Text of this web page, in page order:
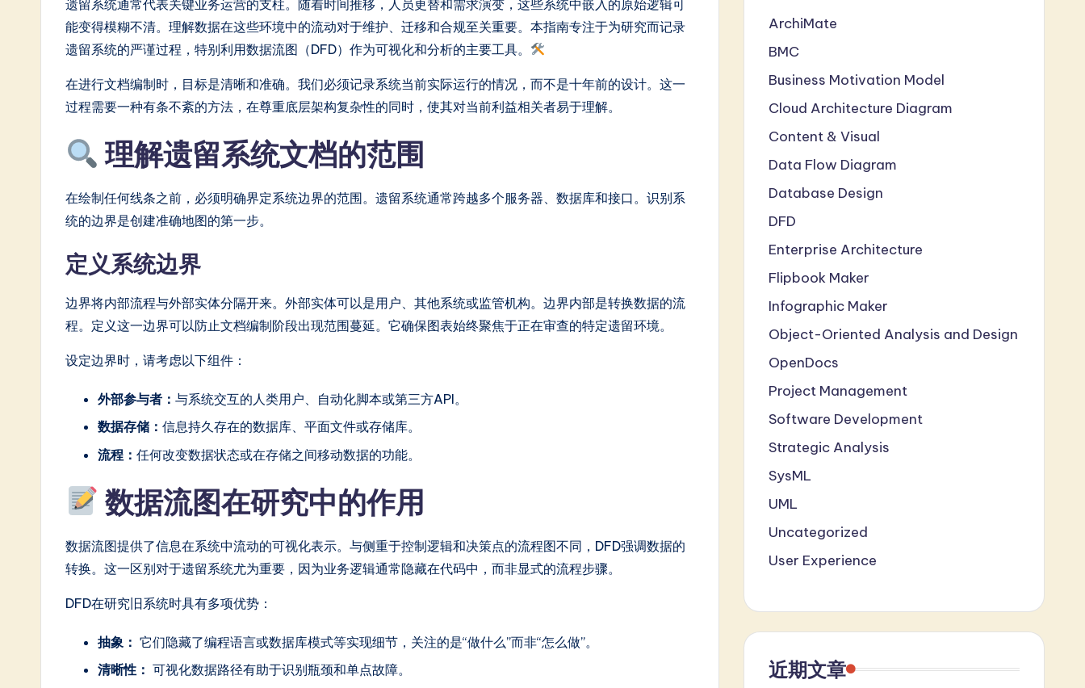
ft
w
遗留系统通常代表关键业务运营的支柱。随着时间推移，人员更替和需求演变，这些系统中嵌入的原始逻辑可
能变得模糊不清。理解数据在这些环境中的流动对于维护、迁移和合规至关重要。本指南专注于为研究而记录
遗留系统的严谨过程，特别利用数据流图（DFD）作为可视化和分析的主要工具。
在进行文档编制时，目标是清晰和准确。我们必须记录系统当前实际运行的情况，而不是十年前的设计。这一
过程需要一种有条不紊的方法，在尊重底层架构复杂性的同时，使其对当前利益相关者易于理解。
理解遗留系统文档的范围
在绘制任何线条之前，必须明确界定系统边界的范围。遗留系统通常跨越多个服务器、数据库和接口。识别系
统的边界是创建准确地图的第一步。
定义系统边界
边界将内部流程与外部实体分隔开来。外部实体可以是用户、其他系统或监管机构。边界内部是转换数据的流
程。定义这一边界可以防止文档编制阶段出现范围蔓延。它确保图表始终聚焦于正在审查的特定遗留环境。
设定边界时，请考虑以下组件：
外部参与者： 与系统交互的人类用户、自动化脚本或第三方API。
数据存储： 信息持久存在的数据库、平面文件或存储库。
流程： 任何改变数据状态或在存储之间移动数据的功能。
数据流图在研究中的作用
数据流图提供了信息在系统中流动的可视化表示。与侧重于控制逻辑和决策点的流程图不同，DFD强调数据的
转换。这一区别对于遗留系统尤为重要，因为业务逻辑通常隐藏在代码中，而非显式的流程步骤。
DFD在研究旧系统时具有多项优势：
抽象： 它们隐藏了编程语言或数据库模式等实现细节，关注的是“做什么”而非“怎么做”。
清晰性： 可视化数据路径有助于识别瓶颈和单点故障。
ArchiMate
BMC
Business Motivation Model
Cloud Architecture Diagram
Content & Visual
Data Flow Diagram
Database Design
DFD
Enterprise Architecture
Flipbook Maker
Infographic Maker
Object-Oriented Analysis and Design
OpenDocs
Project Management
Software Development
Strategic Analysis
SysML
UML
Uncategorized
User Experience
近期文章